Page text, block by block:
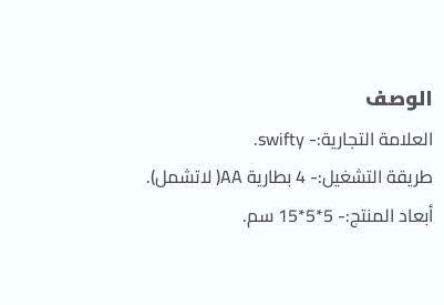
الوصف
العلامة التجارية:- swifty.
طريقة التشغيل:- 4 بطارية AA( لاتشمل).
أبعاد المنتج:- 5*5*15 سم.